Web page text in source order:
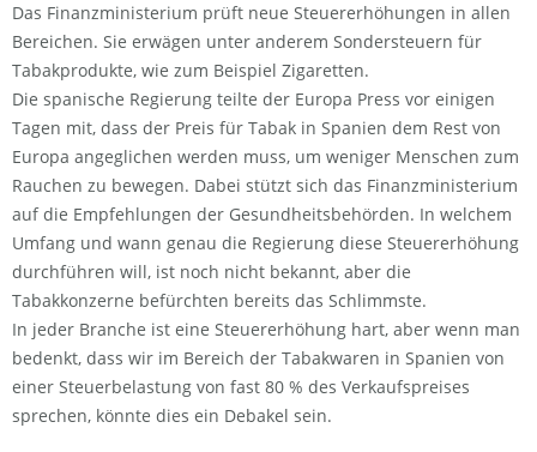
Das Finanzministerium prüft neue Steuererhöhungen in allen
Bereichen. Sie erwägen unter anderem Sondersteuern für
Tabakprodukte, wie zum Beispiel Zigaretten.
Die spanische Regierung teilte der Europa Press vor einigen
Tagen mit, dass der Preis für Tabak in Spanien dem Rest von
Europa angeglichen werden muss, um weniger Menschen zum
Rauchen zu bewegen. Dabei stützt sich das Finanzministerium
auf die Empfehlungen der Gesundheitsbehörden. In welchem
Umfang und wann genau die Regierung diese Steuererhöhung
durchführen will, ist noch nicht bekannt, aber die
Tabakkonzerne befürchten bereits das Schlimmste.
In jeder Branche ist eine Steuererhöhung hart, aber wenn man
bedenkt, dass wir im Bereich der Tabakwaren in Spanien von
einer Steuerbelastung von fast 80 % des Verkaufspreises
sprechen, könnte dies ein Debakel sein.